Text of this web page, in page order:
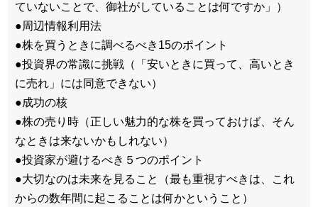
ていないことで、御社がしていることは何ですか」）
●周辺情報利用法
●株を買うときに調べるべき15のポイント
●投資界の常識に挑戦（「安いときに買って、高いとき
に売れ」には同意できない）
●成功の核
●株の売り時（正しい魅力的な株を買っておけば、そん
なときは来ないかもしれない）
●投資家が避けるべき５つのポイント
●大切なのは未来を見ること（最も重視すべきは、これ
からの数年間に起こることは何かということ）